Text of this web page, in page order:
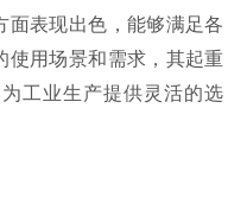
面表现出色，能够满足各
用场景和需求，其起重
工业生产提供灵活的选